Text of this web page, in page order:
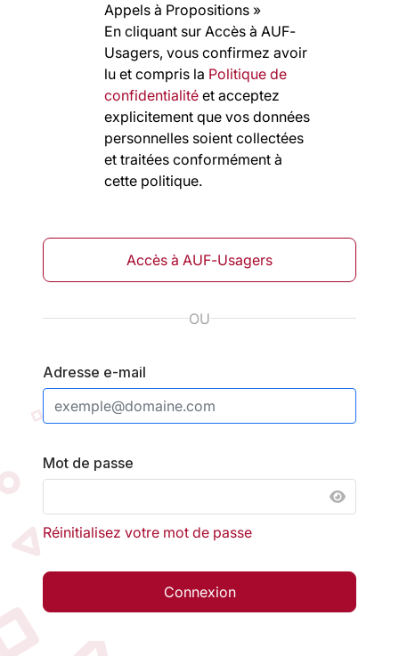
Appels à Propositions »
En cliquant sur Accès à AUF-
Usagers, vous confirmez avoir
lu et compris la Politique de
confidentialité et acceptez
explicitement que vos données
personnelles soient collectées
et traitées conformément à
cette politique.
Accès à AUF-Usagers
OU
Adresse e-mail
Mot de passe
Réinitialisez votre mot de passe
Connexion